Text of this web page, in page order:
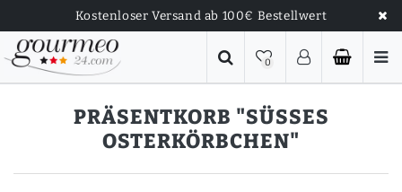
Kostenloser Versand ab 100€ Bestellwert
0
PRÄSENTKORB "SÜSSES O
STERKÖRBCHEN"